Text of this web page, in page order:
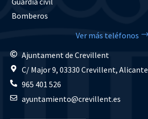
Bomberos
Ver más teléfonos
Ajuntament de Crevillent
C/ Major 9, 03330 Crevillent, Alicante
965 401 526
ayuntamiento@crevillent.es